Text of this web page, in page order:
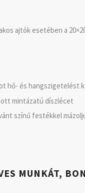
ajtók esetében a
hő- és hangszigetelést
mintázatú díszlécet
színű festékkel
MUNKÁT,